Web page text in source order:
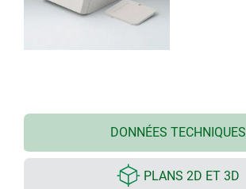
DONNÉES TECHNIQUES
PLANS 2D ET 3D